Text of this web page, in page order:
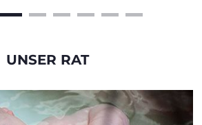
UNSER RAT